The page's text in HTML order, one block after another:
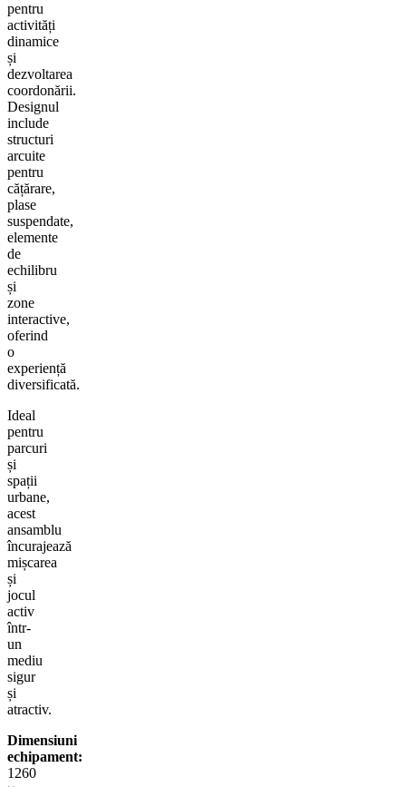
pentru
activități
dinamice
și
dezvoltarea
coordonării.
Designul
include
structuri
arcuite
pentru
cățărare,
plase
suspendate,
elemente
de
echilibru
și
zone
interactive,
oferind
o
experiență
diversificată.
Ideal
pentru
parcuri
și
spații
urbane,
acest
ansamblu
încurajează
mișcarea
și
jocul
activ
într-
un
mediu
sigur
și
atractiv.
Dimensiuni
echipament:
1260